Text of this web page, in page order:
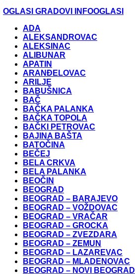
OGLASI GRADOVI INFOOGLASI
ADA
ALEKSANDROVAC
ALEKSINAC
ALIBUNAR
APATIN
ARANĐELOVAC
ARILJE
BABUŠNICA
BAČ
BAČKA PALANKA
BAČKA TOPOLA
BAČKI PETROVAC
BAJINA BAŠTA
BATOČINA
BEČEJ
BELA CRKVA
BELA PALANKA
BEOČIN
BEOGRAD
BEOGRAD – BARAJEVO
BEOGRAD – VOŽDOVAC
BEOGRAD – VRAČAR
BEOGRAD – GROCKA
BEOGRAD – ZVEZDARA
BEOGRAD – ZEMUN
BEOGRAD – LAZAREVAC
BEOGRAD – MLADENOVAC
BEOGRAD – NOVI BEOGRAD